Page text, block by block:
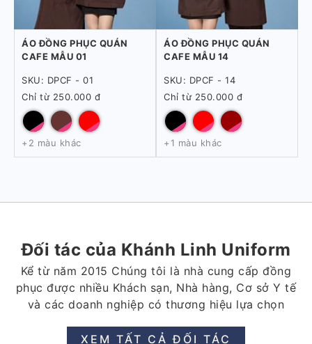
ÁO ĐỒNG PHỤC QUÁN
CAFE MẪU 01
SKU: DPCF - 01
Chỉ từ 250.000 đ
+2 màu khác
ÁO ĐỒNG PHỤC QUÁN
CAFE MẪU 14
SKU: DPCF - 14
Chỉ từ 250.000 đ
+1 màu khác
Đối tác của Khánh Linh Uniform
Kể từ năm 2015 Chúng tôi là nhà cung cấp đồng
phục được nhiều Khách sạn, Nhà hàng, Cơ sở Y tế
và các doanh nghiệp có thương hiệu lựa chọn
XEM TẤT CẢ ĐỐI TÁC